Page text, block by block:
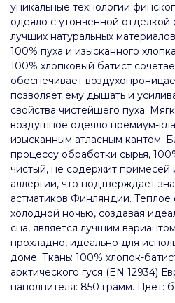
уникальные технологии
одеяло с утонченной
лучших натуральных
100% пуха и изысканного
100% хлопковый батист
обеспечивает
позволяет ему дышать и
свойства чистейшего пуха.
воздушное одеяло премиум-
изысканным атласным кантом.
процессу обработки сырья,
чистый, не содержит примесей
аллергии, что подтверждает
астматиков Финляндии. Теплое
холодной ночью, создавая
сна, является лучшим
прохладно, идеально для
доме. Ткань: 100% хлопок-
арктического гуся (EN 12934)
наполнителя: 850 грамм. Цвет: